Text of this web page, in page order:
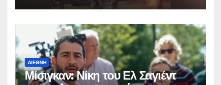
ΔΙΕΘΝΉ
Μίσιγκαν: Νίκη του Ελ Σαγιέντ